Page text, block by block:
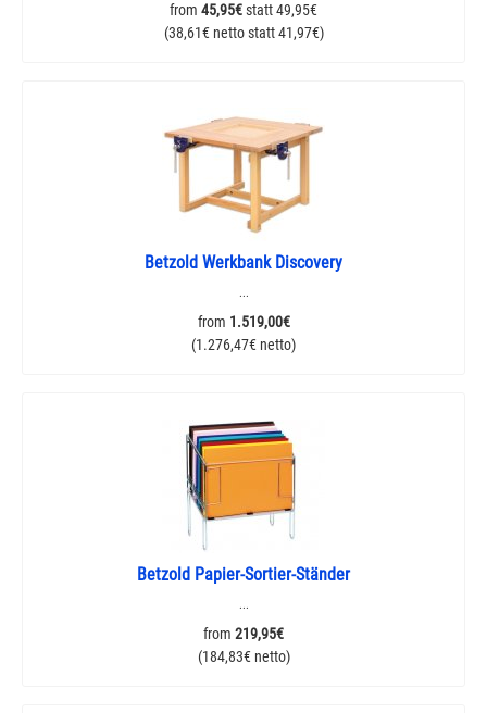
from 45,95€statt49,95€
(38,61€ netto statt41,97€)
Betzold Werkbank Discovery
...
from 1.519,00€
(1.276,47€ netto)
Betzold Papier-Sortier-Ständer
...
from 219,95€
(184,83€ netto)